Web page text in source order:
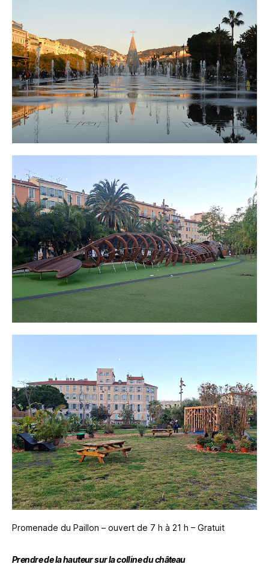
Promenade du Paillon – ouvert de 7 h à 21 h – Gratuit
Prendre de la hauteur sur la colline du château